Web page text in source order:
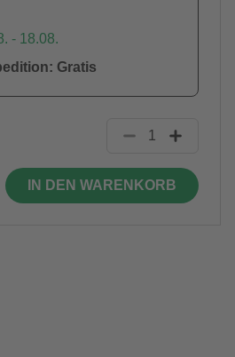
- 18.08.
Gratis
IN DEN WARENKORB